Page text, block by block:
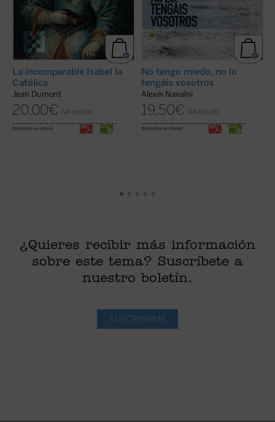
La incomparable Isabel la
Católica
Jean Dumont
20,00€ IVA incluido
disponible en ebook:
No tengo miedo, no lo
tengáis vosotros
Alexéi Navalni
19,50€ IVA incluido
disponible en ebook:
¿Quieres recibir más información
sobre este tema? Suscríbete a
nuestro boletín.
SUSCRIBIRME